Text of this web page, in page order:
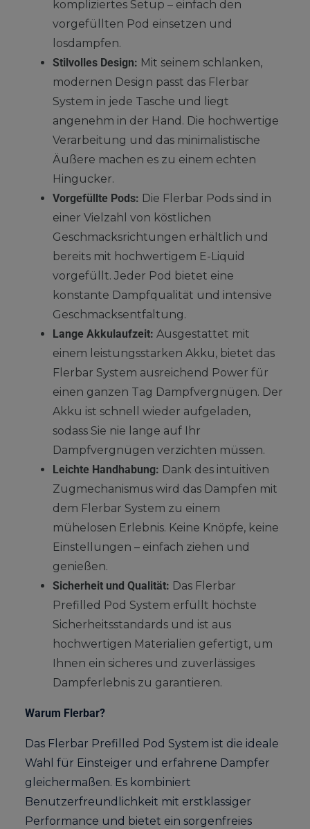
kompliziertes Setup – einfach den
vorgefüllten Pod einsetzen und
losdampfen.
Stilvolles Design: Mit seinem schlanken,
modernen Design passt das Flerbar
System in jede Tasche und liegt
angenehm in der Hand. Die hochwertige
Verarbeitung und das minimalistische
Äußere machen es zu einem echten
Hingucker.
Vorgefüllte Pods: Die Flerbar Pods sind in
einer Vielzahl von köstlichen
Geschmacksrichtungen erhältlich und
bereits mit hochwertigem E-Liquid
vorgefüllt. Jeder Pod bietet eine
konstante Dampfqualität und intensive
Geschmacksentfaltung.
Lange Akkulaufzeit: Ausgestattet mit
einem leistungsstarken Akku, bietet das
Flerbar System ausreichend Power für
einen ganzen Tag Dampfvergnügen. Der
Akku ist schnell wieder aufgeladen,
sodass Sie nie lange auf Ihr
Dampfvergnügen verzichten müssen.
Leichte Handhabung: Dank des intuitiven
Zugmechanismus wird das Dampfen mit
dem Flerbar System zu einem
mühelosen Erlebnis. Keine Knöpfe, keine
Einstellungen – einfach ziehen und
genießen.
Sicherheit und Qualität: Das Flerbar
Prefilled Pod System erfüllt höchste
Sicherheitsstandards und ist aus
hochwertigen Materialien gefertigt, um
Ihnen ein sicheres und zuverlässiges
Dampferlebnis zu garantieren.
Warum Flerbar?
Das Flerbar Prefilled Pod System ist die ideale
Wahl für Einsteiger und erfahrene Dampfer
gleichermaßen. Es kombiniert
Benutzerfreundlichkeit mit erstklassiger
Performance und bietet ein sorgenfreies